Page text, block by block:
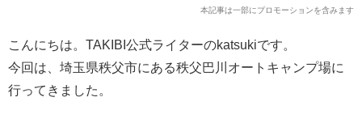
本記事は一部にプロモーションを含みます
こんにちは。TAKIBI公式ライターのkatsukiです。
今回は、埼玉県秩父市にある秩父巴川オートキャンプ場に
行ってきました。